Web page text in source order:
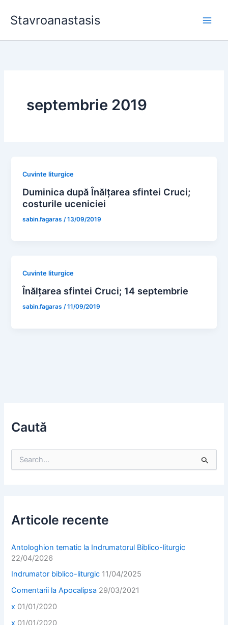
Stavroanastasis
septembrie 2019
Cuvinte liturgice
Duminica după Înălțarea sfintei Cruci;
costurile uceniciei
sabin.fagaras /13/09/2019
Cuvinte liturgice
Înălțarea sfintei Cruci; 14 septembrie
sabin.fagaras/11/09/2019
Caută
o
:
Articole recente
Antologhion tematic la Indrumatorul Biblico-liturgic
22/04/2026
Indrumator biblico-liturgic 11/04/2025
Comentarii la Apocalipsa 29/03/2021
x 01/01/2020
x 01/01/2020